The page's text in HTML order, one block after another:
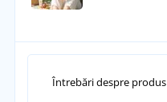
Întrebări despre produs